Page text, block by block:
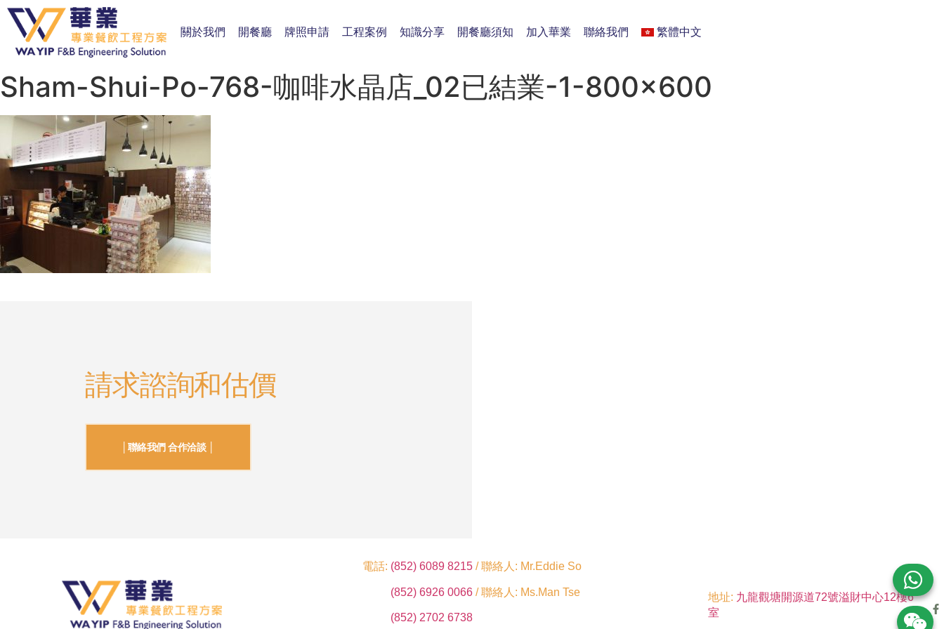
關於我們 開餐廳 牌照申請 工程案例 知識分享 開餐廳須知 加入華業 聯絡我們 繁體中文
Sham-Shui-Po-768-咖啡水晶店_02已結業-1-800×600
請求諮詢和估價
│聯絡我們 合作洽談 │
電話: (852) 6089 8215 / 聯絡人: Mr.Eddie So
(852) 6926 0066/ 聯絡人: Ms.Man Tse
(852) 2702 6738
地址: 九龍觀塘開源道72號溢財中心12樓6
室